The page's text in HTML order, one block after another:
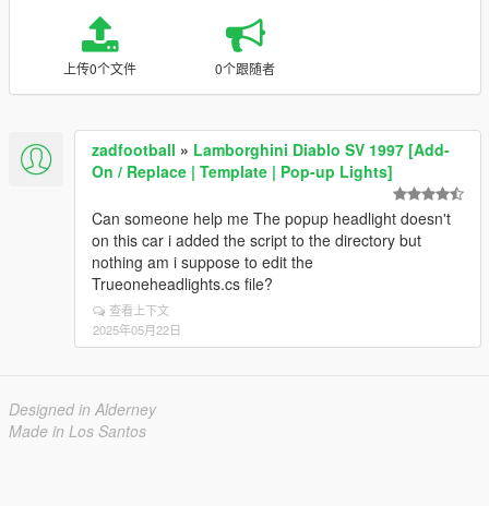
上传0个文件 0个跟随者
zadfootball » Lamborghini Diablo SV 1997 [Add-
On / Replace | Template | Pop-up Lights]
Can someone help me The popup headlight doesn't
on this car i added the script to the directory but
nothing am i suppose to edit the
Trueoneheadlights.cs file?
查看上下文
2025年05月22日
Designed in Alderney
Made in Los Santos